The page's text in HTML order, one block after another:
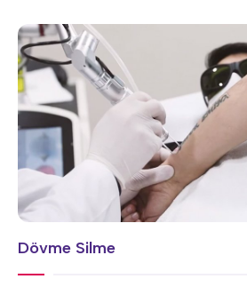
Dövme Silme